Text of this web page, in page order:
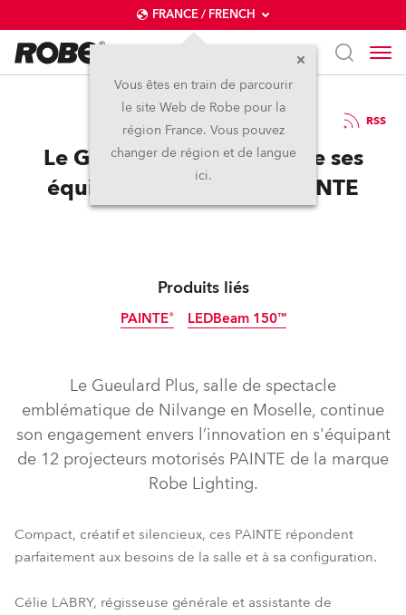
FRANCE / FRENCH
Vous êtes en train de parcourir
le site Web de Robe pour la
région France. Vous pouvez
changer de région et de langue
ici.
20 / 06 / 2024 RSS
Le Gueulard Plus complète ses
équipements avec du PAINTE
Produits liés
PAINTE® LEDBeam 150™
Le Gueulard Plus, salle de spectacle
emblématique de Nilvange en Moselle, continue
son engagement envers l’innovation en s'équipant
de 12 projecteurs motorisés PAINTE de la marque
Robe Lighting.
Compact, créatif et silencieux, ces PAINTE répondent
parfaitement aux besoins de la salle et à sa configuration.
Célie LABRY, régisseuse générale et assistante de